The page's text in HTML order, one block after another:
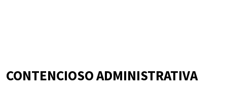
CONTENCIOSO ADMINISTRATIVA